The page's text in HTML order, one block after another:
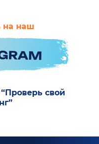
на наш
свой